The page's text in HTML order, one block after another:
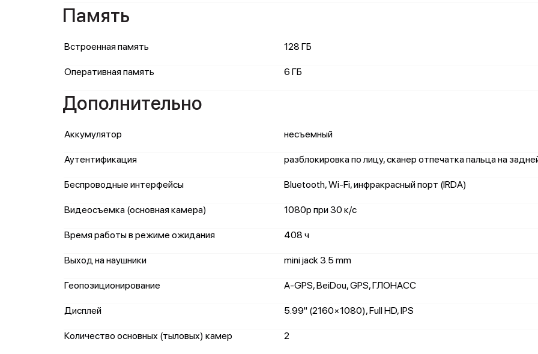
Память
Встроенная память 128 ГБ
Оперативная память 6 ГБ
Дополнительно
Аккумулятор несъемный
Аутентификация разблокировка по лицу, сканер отпечатка пальца на
Беспроводные интерфейсы Bluetooth, Wi-Fi, инфракрасный порт (IRDA)
Видеосъемка (основная камера) 1080p при 30 к/с
Время работы в режиме ожидания 408 ч
Выход на наушники mini jack 3.5 mm
Геопозиционирование A-GPS, BeiDou, GPS, ГЛОНАСС
Дисплей 5.99" (2160×1080), Full HD, IPS
Количество основных (тыловых) камер 2